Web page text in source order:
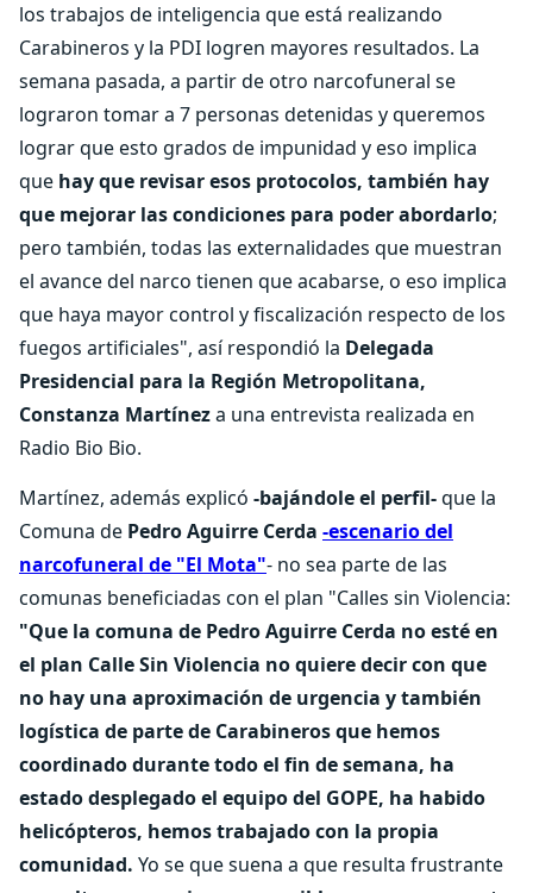
los trabajos de inteligencia que está realizando
Carabineros y la PDI logren mayores resultados. La
semana pasada, a partir de otro narcofuneral se
lograron tomar a 7 personas detenidas y queremos
lograr que esto grados de impunidad y eso implica
que hay que revisar esos protocolos, también hay
que mejorar las condiciones para poder abordarlo;
pero también, todas las externalidades que muestran
el avance del narco tienen que acabarse, o eso implica
que haya mayor control y fiscalización respecto de los
fuegos artificiales", así respondió la Delegada
Presidencial para la Región Metropolitana,
Constanza Martíneza una entrevista realizada en
Radio Bio Bio.
Martínez, además explicó -bajándole el perfil-que la
Comuna de Pedro Aguirre Cerda -escenario del
narcofuneral de "El Mota"- no sea parte de las
comunas beneficiadas con el plan "Calles sin Violencia:
"Que la comuna de Pedro Aguirre Cerda no esté en
el plan Calle Sin Violencia no quiere decir con que
no hay una aproximación de urgencia y también
logística de parte de Carabineros que hemos
coordinado durante todo el fin de semana, ha
estado desplegado el equipo del GOPE, ha habido
helicópteros, hemos trabajado con la propia
comunidad. Yo se que suena a que resulta frustrante